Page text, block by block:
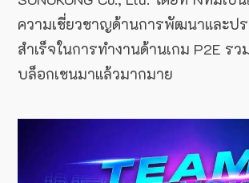
ความเชี่ยวชาญด้านการพัฒนาและป
สำเร็จในการทำงานด้านเกม P2E รว
บล็อกเชนมาแล้วมากมาย